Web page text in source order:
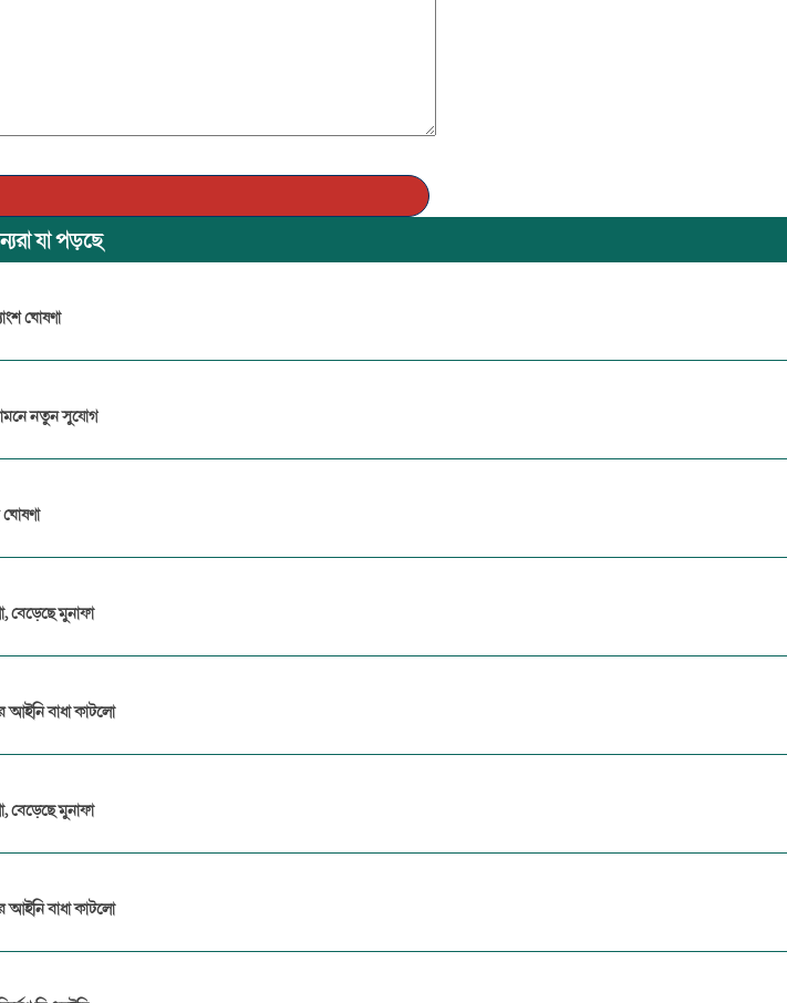
যা পড়ছে
ঘোষণা
নতুন সুযোগ
বেড়েছে মুনাফা
আইনি বাধা কাটলো
বেড়েছে মুনাফা
আইনি বাধা কাটলো